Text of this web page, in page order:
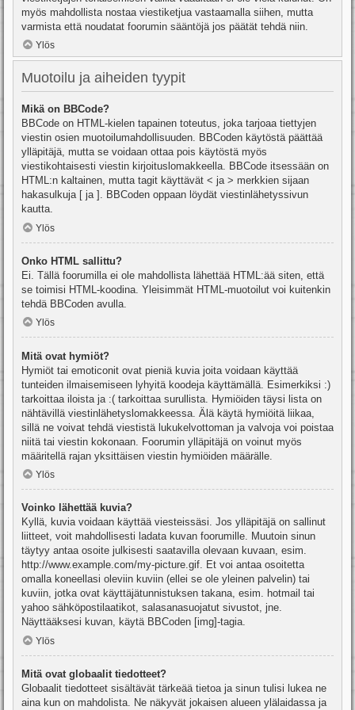
myös mahdollista nostaa viestiketjua vastaamalla siihen, mutta
varmista että noudatat foorumin sääntöjä jos päätät tehdä niin.
Ylös
Muotoilu ja aiheiden tyypit
Mikä on BBCode?
BBCode on HTML-kielen tapainen toteutus, joka tarjoaa tiettyjen
viestin osien muotoilumahdollisuuden. BBCoden käytöstä päättää
ylläpitäjä, mutta se voidaan ottaa pois käytöstä myös
viestikohtaisesti viestin kirjoituslomakkeella. BBCode itsessään on
HTML:n kaltainen, mutta tagit käyttävät < ja > merkkien sijaan
hakasulkuja [ ja ]. BBCoden oppaan löydät viestinlähetyssivun
kautta.
Ylös
Onko HTML sallittu?
Ei. Tällä foorumilla ei ole mahdollista lähettää HTML:ää siten, että
se toimisi HTML-koodina. Yleisimmät HTML-muotoilut voi kuitenkin
tehdä BBCoden avulla.
Ylös
Mitä ovat hymiöt?
Hymiöt tai emoticonit ovat pieniä kuvia joita voidaan käyttää
tunteiden ilmaisemiseen lyhyitä koodeja käyttämällä. Esimerkiksi :)
tarkoittaa iloista ja :( tarkoittaa surullista. Hymiöiden täysi lista on
nähtävillä viestinlähetyslomakkeessa. Älä käytä hymiöitä liikaa,
sillä ne voivat tehdä viestistä lukukelvottoman ja valvoja voi poistaa
niitä tai viestin kokonaan. Foorumin ylläpitäjä on voinut myös
määritellä rajan yksittäisen viestin hymiöiden määrälle.
Ylös
Voinko lähettää kuvia?
Kyllä, kuvia voidaan käyttää viesteissäsi. Jos ylläpitäjä on sallinut
liitteet, voit mahdollisesti ladata kuvan foorumille. Muutoin sinun
täytyy antaa osoite julkisesti saatavilla olevaan kuvaan, esim.
http://www.example.com/my-picture.gif. Et voi antaa osoitetta
omalla koneellasi oleviin kuviin (ellei se ole yleinen palvelin) tai
kuviin, jotka ovat käyttäjätunnistuksen takana, esim. hotmail tai
yahoo sähköpostilaatikot, salasanasuojatut sivustot, jne.
Näyttääksesi kuvan, käytä BBCoden [img]-tagia.
Ylös
Mitä ovat globaalit tiedotteet?
Globaalit tiedotteet sisältävät tärkeää tietoa ja sinun tulisi lukea ne
aina kun on mahdolista. Ne näkyvät jokaisen alueen ylälaidassa ja